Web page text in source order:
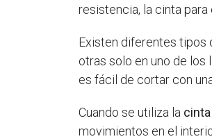
resistencia, la cinta
Existen diferentes tipos
otras solo en uno de los
es fácil de cortar con
Cuando se utiliza la
movimientos en el